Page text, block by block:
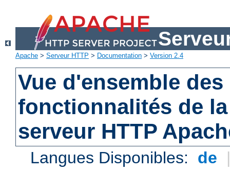
Apache > Serveur HTTP > Documentation > Version 2.4
Vue d'ensemble
fonctionnalités de
serveur HTTP
Langues Disponibles: de